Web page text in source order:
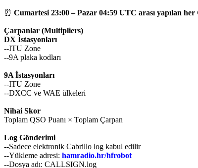
⏰ Cumartesi 23:00 – Pazar 04:59 UTC arası yapılan
Çarpanlar (Multipliers)
DX İstasyonları
--ITU Zone
--9A plaka kodları
9A İstasyonları
--ITU Zone
--DXCC ve WAE ülkeleri
Nihai Skor
Toplam QSO Puanı × Toplam Çarpan
Log Gönderimi
--Sadece elektronik Cabrillo log kabul edilir
--Yükleme adresi: hamradio.hr/hfrobot
--Dosya adı: CALLSIGN.log